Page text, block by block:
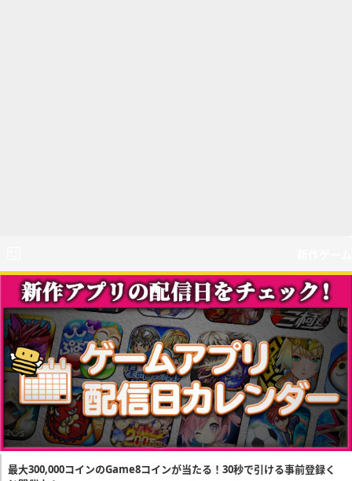
最大300,000コインのGame8コインが当たる！30秒で引ける事前登録く